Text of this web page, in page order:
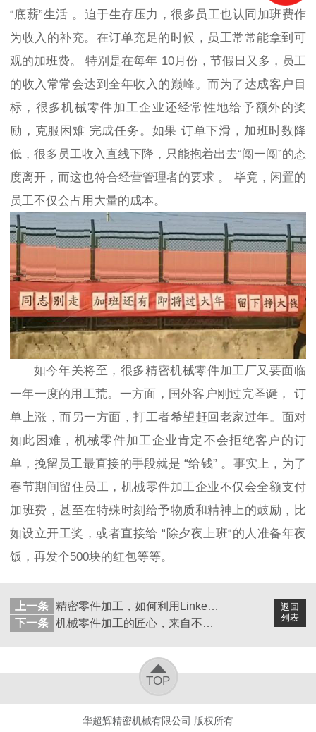
“底薪”生活 。 迫于生存压力 ，很多员工也认同加班费作
为收入的补充。 在订单充足的时候，员工常常能拿到可
观的加班费。 特别是在每年 10月份，节假日又多，员工
的收入常常会达到全年收入的巅峰。 而为了达成客户目
标， 很多机械零件加工企业还经常性地给予额外的奖
励，克服困难 完成任务。如果 订单下滑，加班时数降
低，很多员工收入直线下降 ，只能抱着出去“闯一闯”的态
度离开，而这也符合经营管理者的要求 。
毕竟，闲置的
员工不仅会占用大量的成本。
如今年关将至， 很多精密机械零件加工厂又要面临
一年一度的用工荒。 一方面， 国外客户刚过完圣诞，
订
单上涨，而另一方面，打工者希望赶回老家过年。 面对
如此困难， 机械零件加工企业肯定不会拒绝客户的订
单，挽留员工最直接的手段就是 “给钱” 。 事实上，为了
春节期间留住员工 ， 机械零件加工企业不仅会全额支付
加班费，甚至在特殊时刻给予物质和精神上的鼓励，比
如设立开工奖，或者直接给 “除夕夜上班“的人准备年夜
饭，再发个500块的红包等等。
返回
列表
上一条
精密零件加工，如何利用Linked.in找客户
下一条
机械零件加工的匠心，来自不断的深耕
TOP
华超辉精密机械有限公司 版权所有